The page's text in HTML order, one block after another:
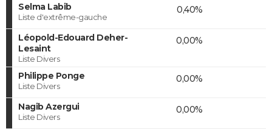
Selma Labib
Liste d'extrême-gauche
0,40%
Léopold-Edouard Deher-
Lesaint
Liste Divers
0,00%
Philippe Ponge
Liste Divers
0,00%
Nagib Azergui
Liste Divers
0,00%